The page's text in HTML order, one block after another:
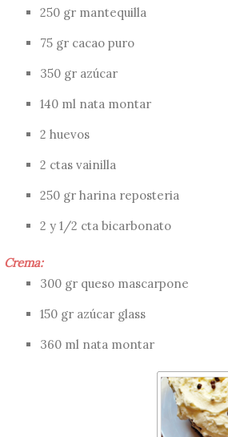
250 gr mantequilla
75 gr cacao puro
350 gr azúcar
140 ml nata montar
2 huevos
2 ctas vainilla
250 gr harina reposteria
2 y 1/2 cta bicarbonato
Crema:
300 gr queso mascarpone
150 gr azúcar glass
360 ml nata montar